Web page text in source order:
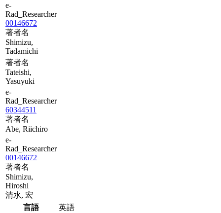
e-
Rad_Researcher
00146672
著者名
Shimizu,
Tadamichi
著者名
Tateishi,
Yasuyuki
e-
Rad_Researcher
60344511
著者名
Abe, Riichiro
e-
Rad_Researcher
00146672
著者名
Shimizu,
Hiroshi
清水, 宏
言語
英語